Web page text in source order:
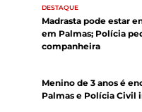
DESTAQUE
Madrasta pode estar
em Palmas; Polícia
companheira
Menino de 3 anos é
Palmas e Polícia Civil